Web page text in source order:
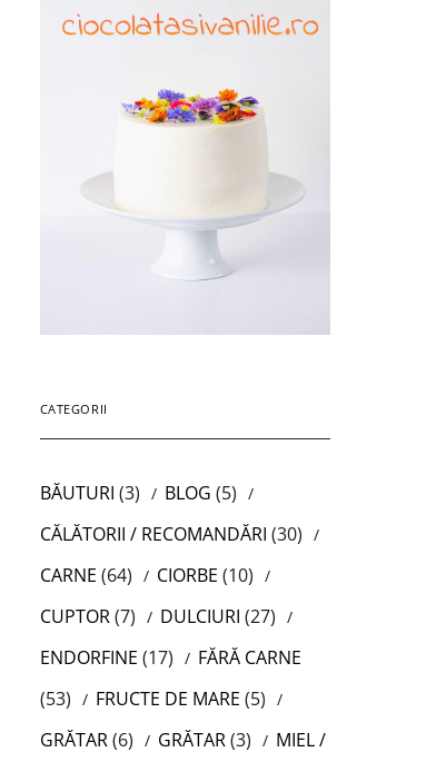
CATEGORII
BĂUTURI (3) BLOG (5)
CĂLĂTORII / RECOMANDĂRI (30)
CARNE (64) CIORBE (10)
CUPTOR(7) DULCIURI (27)
ENDORFINE (17)
FĂRĂ CARNE
(53)
FRUCTE DE MARE (5)
GRĂTAR(6) GRĂTAR(3)
MIEL /